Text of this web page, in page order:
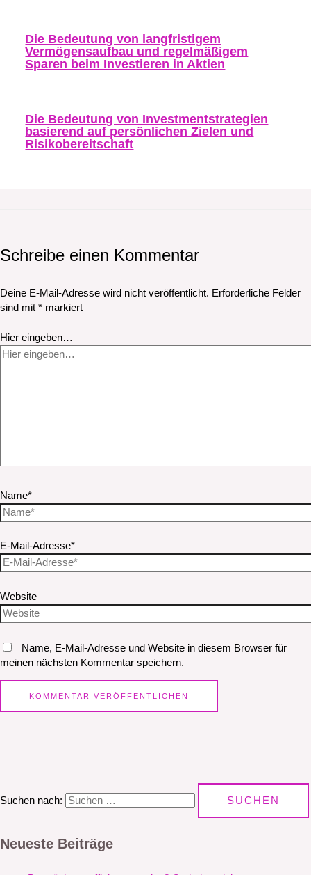
Die Bedeutung von langfristigem
Vermögensaufbau und regelmäßigem
Sparen beim Investieren in Aktien
Die Bedeutung von Investmentstrategien
basierend auf persönlichen Zielen und
Risikobereitschaft
Schreibe einen Kommentar
Deine E-Mail-Adresse wird nicht veröffentlicht. Erforderliche Felder
sind mit * markiert
Hier eingeben…
Name*
E-Mail-Adresse*
Website
Name, E-Mail-Adresse und Website in diesem Browser für
meinen nächsten Kommentar speichern.
Suchen nach:
Neueste Beiträge